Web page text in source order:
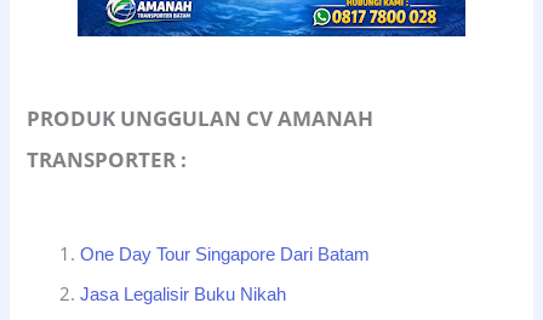
PRODUK UNGGULAN CV AMANAH
TRANSPORTER :
One Day Tour Singapore Dari Batam
Jasa Legalisir Buku Nikah